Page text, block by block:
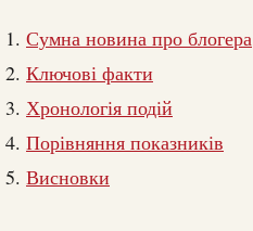
Сумна новина про блогера
Ключові факти
Хронологія подій
Порівняння показників
Висновки